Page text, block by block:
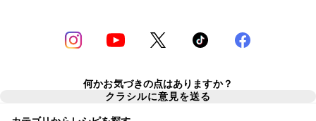
何かお気づきの点はありますか？
クラシルに意見を送る